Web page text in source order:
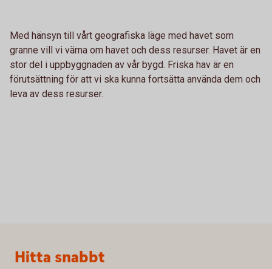
Med hänsyn till vårt geografiska läge med havet som
granne vill vi värna om havet och dess resurser. Havet är en
stor del i uppbyggnaden av vår bygd. Friska hav är en
förutsättning för att vi ska kunna fortsätta använda dem och
leva av dess resurser.
Sidfot
Hitta snabbt